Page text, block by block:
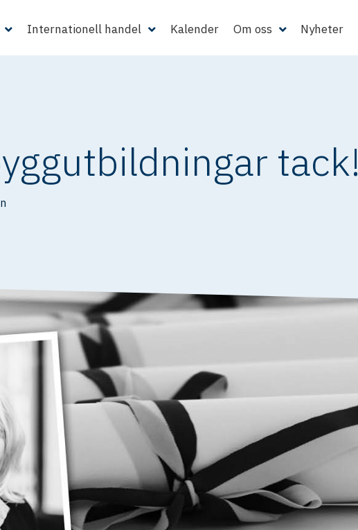
Internationell handel Kalender Om oss Nyheter
tack!